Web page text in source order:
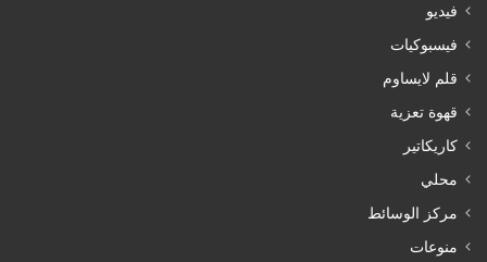
فيديو
فيسبوكيات
قلم لايساوم
قهوة تعزية
كاريكاتير
محلي
مركز الوسائط
منوعات